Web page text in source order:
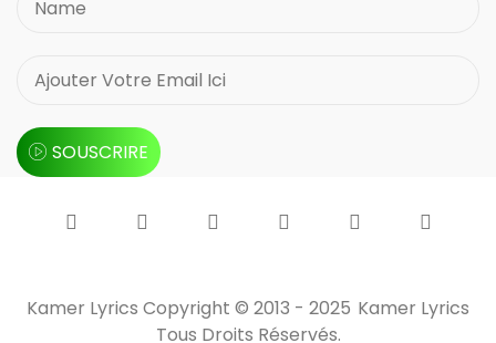
SOUSCRIRE
Kamer Lyrics Copyright © 2013 - 2025 Kamer Lyrics
Tous Droits Réservés.